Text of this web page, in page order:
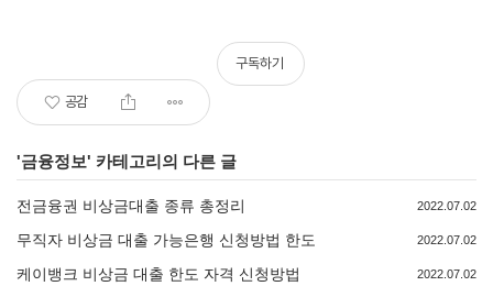
공감
구독하기
'금융정보' 카테고리의 다른 글
전금융권 비상금대출 종류 총정리 2022.07.02
무직자 비상금 대출 가능은행 신청방법 한도 2022.07.02
케이뱅크 비상금 대출 한도 자격 신청방법 2022.07.02